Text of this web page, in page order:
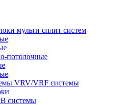
мульти сплит систем
потолочные
VRV/VRF системы
системы